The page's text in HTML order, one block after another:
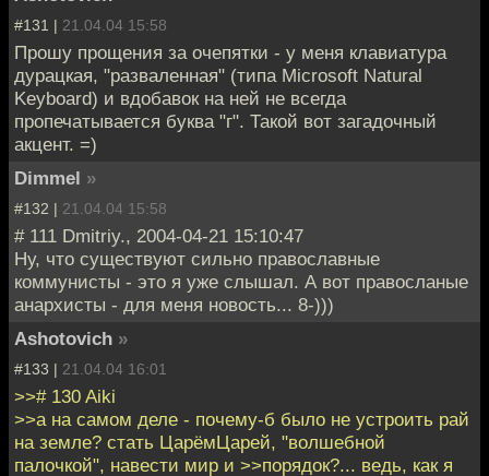
#131 | 21.04.04 15:58
Прошу прощения за очепятки - у меня клавиатура
дурацкая, "разваленная" (типа Microsoft Natural
Keyboard) и вдобавок на ней не всегда
пропечатывается буква "г". Такой вот загадочный
акцент. =)
Dimmel »
#132 | 21.04.04 15:58
# 111 Dmitriy., 2004-04-21 15:10:47
Ну, что существуют сильно православные
коммунисты - это я уже слышал. А вот правосланые
анархисты - для меня новость... 8-)))
Ashotovich »
#133 | 21.04.04 16:01
>># 130 Aiki
>>а на самом деле - почему-б было не устроить рай
на земле? стать ЦарёмЦарей, "волшебной
палочкой", навести мир и >>порядок?... ведь, как я